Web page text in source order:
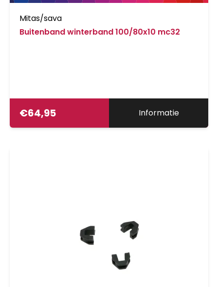
Mitas/sava
Buitenband winterband 100/80x10 mc32
€64,95 Informatie